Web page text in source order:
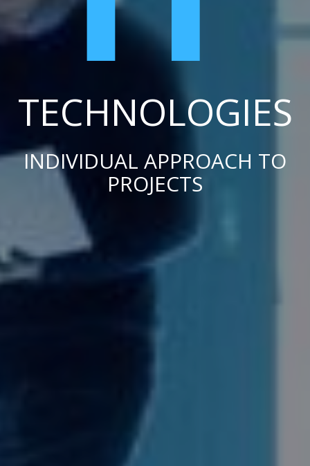
TECHNOLOGIES
IT INFRASTRUCTURE
DESIGN